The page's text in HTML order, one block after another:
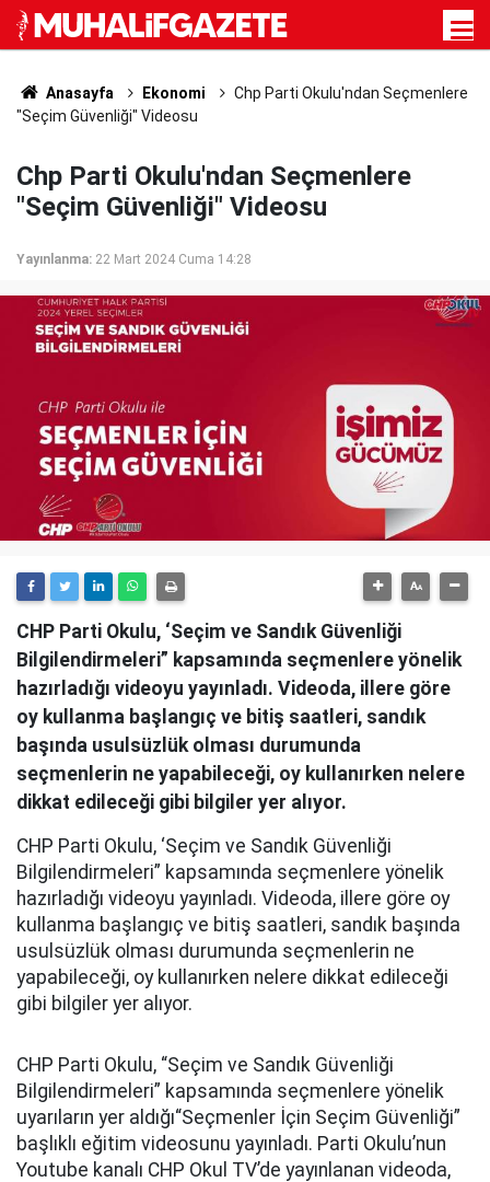
Anasayfa Ekonomi
Chp Parti Okulu'ndan Seçmenlere
"Seçim Güvenliği" Videosu
Chp Parti Okulu'ndan Seçmenlere
"Seçim Güvenliği" Videosu
Yayınlanma: 22 Mart 2024 Cuma 14:28
CHP Parti Okulu, ‘Seçim ve Sandık Güvenliği
Bilgilendirmeleri” kapsamında seçmenlere yönelik
hazırladığı videoyu yayınladı. Videoda, illere göre
oy kullanma başlangıç ve bitiş saatleri, sandık
başında usulsüzlük olması durumunda
seçmenlerin ne yapabileceği, oy kullanırken nelere
dikkat edileceği gibi bilgiler yer alıyor.
CHP Parti Okulu, ‘Seçim ve Sandık Güvenliği
Bilgilendirmeleri” kapsamında seçmenlere yönelik
hazırladığı videoyu yayınladı. Videoda, illere göre oy
kullanma başlangıç ve bitiş saatleri, sandık başında
usulsüzlük olması durumunda seçmenlerin ne
yapabileceği, oy kullanırken nelere dikkat edileceği
gibi bilgiler yer alıyor.
CHP Parti Okulu, “Seçim ve Sandık Güvenliği
Bilgilendirmeleri” kapsamında seçmenlere yönelik
uyarıların yer aldığı“Seçmenler İçin Seçim Güvenliği”
başlıklı eğitim videosunu yayınladı. Parti Okulu’nun
Youtube kanalı CHP Okul TV’de yayınlanan videoda,